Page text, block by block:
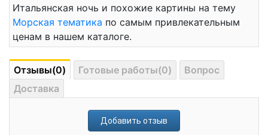
Итальянская ночь и похожие картины на тему
Морская тематика по самым привлекательным
ценам в нашем каталоге.
Отзывы(0) Готовые работы(0)
Вопрос
Доставка
Добавить отзыв